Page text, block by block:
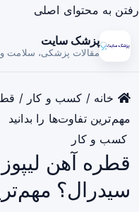
رفتن به محتوای اصلی
پزشک سایت
مقالات پزشکی، سلامت
خانه / کسب و کار /
مهم‌ترین تفاوت‌ها را بدانید
کسب و کار
قطره آهن
سیدرال؟